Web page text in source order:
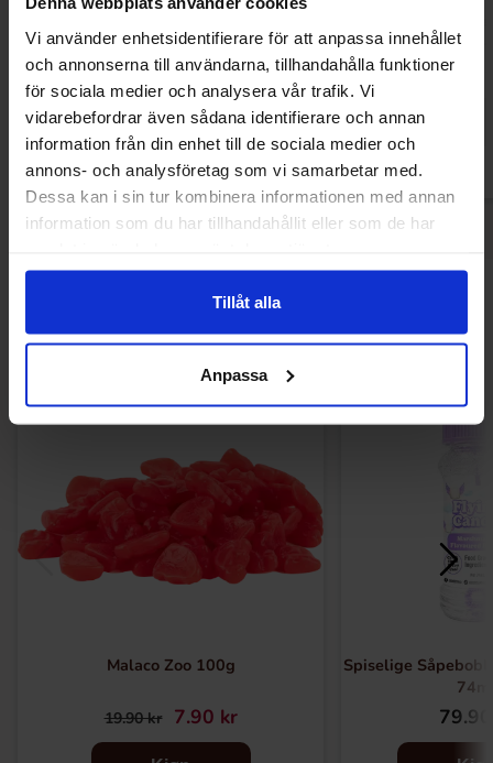
Vi använder enhetsidentifierare för att anpassa innehållet
och annonserna till användarna, tillhandahålla funktioner
för sociala medier och analysera vår trafik. Vi
vidarebefordrar även sådana identifierare och annan
information från din enhet till de sociala medier och
annons- och analysföretag som vi samarbetar med.
Dessa kan i sin tur kombinera informationen med annan
information som du har tillhandahållit eller som de har
Tillåt alla
Anpassa
169.90 kr
Kjøp
Andre kjøpte også
-60%
Malaco Zoo 100g
19.90 kr 7.90 kr
Spiselige